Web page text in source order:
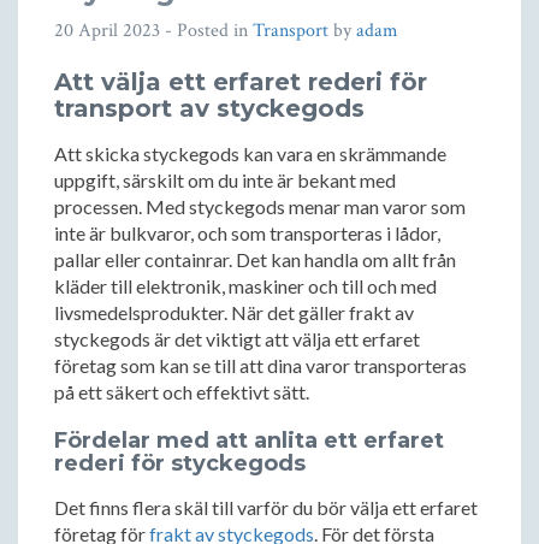
20 April 2023 - Posted inTransportbyadam
Att välja ett erfaret rederi för
transport av styckegods
Att skicka styckegods kan vara en skrämmande
uppgift, särskilt om du inte är bekant med
processen. Med styckegods menar man varor som
inte är bulkvaror, och som transporteras i lådor,
pallar eller containrar. Det kan handla om allt från
kläder till elektronik, maskiner och till och med
livsmedelsprodukter. När det gäller frakt av
styckegods är det viktigt att välja ett erfaret
företag som kan se till att dina varor transporteras
på ett säkert och effektivt sätt.
Fördelar med att anlita ett erfaret
rederi för styckegods
Det finns flera skäl till varför du bör välja ett erfaret
företag förfrakt av styckegods. För det första